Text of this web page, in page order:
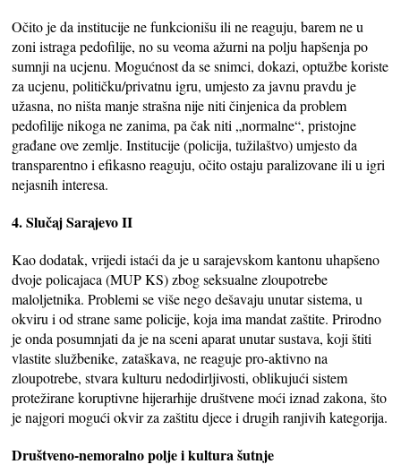
Očito je da institucije ne funkcionišu ili ne reaguju, barem ne u
zoni istraga pedofilije, no su veoma ažurni na polju hapšenja po
sumnji na ucjenu. Mogućnost da se snimci, dokazi, optužbe koriste
za ucjenu, političku/privatnu igru, umjesto za javnu pravdu je
užasna, no ništa manje strašna nije niti činjenica da problem
pedofilije nikoga ne zanima, pa čak niti „normalne“, pristojne
građane ove zemlje. Institucije (policija, tužilaštvo) umjesto da
transparentno i efikasno reaguju, očito ostaju paralizovane ili u igri
nejasnih interesa.
4. Slučaj Sarajevo II
Kao dodatak, vrijedi istaći da je u sarajevskom kantonu uhapšeno
dvoje policajaca (MUP KS) zbog seksualne zloupotrebe
maloljetnika. Problemi se više nego dešavaju unutar sistema, u
okviru i od strane same policije, koja ima mandat zaštite. Prirodno
je onda posumnjati da je na sceni aparat unutar sustava, koji štiti
vlastite službenike, zataškava, ne reaguje pro-aktivno na
zloupotrebe, stvara kulturu nedodirljivosti, oblikujući sistem
protežirane koruptivne hijerarhije društvene moći iznad zakona, što
je najgori mogući okvir za zaštitu djece i drugih ranjivih kategorija.
Društveno-nemoralno polje i kultura šutnje